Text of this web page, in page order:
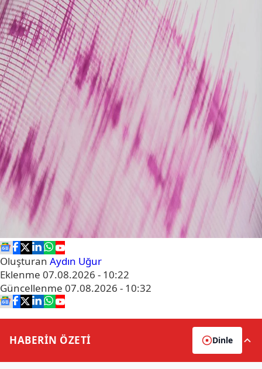
Oluşturan Aydın Uğur
Eklenme 07.08.2026 - 10:22
Güncellenme 07.08.2026 - 10:32
HABERİN ÖZETİ Dinle